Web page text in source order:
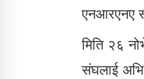
एनआरएनए
मिति २६
संघलाई